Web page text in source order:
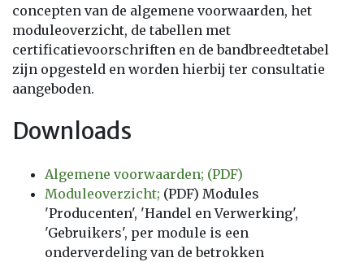
concepten van de algemene voorwaarden, het
moduleoverzicht, de tabellen met
certificatievoorschriften en de bandbreedtetabel
zijn opgesteld en worden hierbij ter consultatie
aangeboden.
Downloads
Algemene voorwaarden; (PDF)
Moduleoverzicht; (PDF) Modules
'Producenten', 'Handel en Verwerking',
'Gebruikers', per module is een
onderverdeling van de betrokken